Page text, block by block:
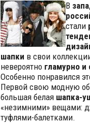
В
стали
шапки в свои
невероятно гламурно и
Особенно понравился
Первой свою модную
большая белая шапка-
«незимними» вещами:
туфлями-балетками.